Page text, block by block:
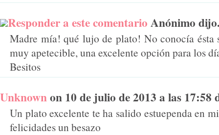
Responder a este comentario Anónimo
Madre mía! qué lujo de plato! No conocía ésta
muy apetecible, una excelente opción para los
Besitos
Unknownon 10 de julio de 2013 a las 17:58
Un plato excelente te ha salido estuependa en
felicidades un besazo